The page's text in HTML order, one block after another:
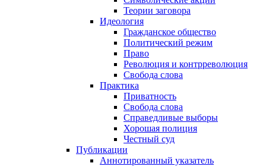
Теории заговора
Идеология
Гражданское общество
Политический режим
Право
Революция и контрреволюция
Свобода слова
Практика
Приватность
Свобода слова
Справедливые выборы
Хорошая полиция
Честный суд
Публикации
Аннотированный указатель